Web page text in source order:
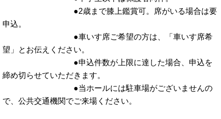
●2歳まで膝上鑑賞可。席がいる場合は要
申込。
●車いす席ご希望の方は、「車いす席希
望」とお伝えください。
●申込件数が上限に達した場合、申込を
締め切らせていただきます。
●当ホールには駐車場がございませんの
で、公共交通機関でご来場ください。